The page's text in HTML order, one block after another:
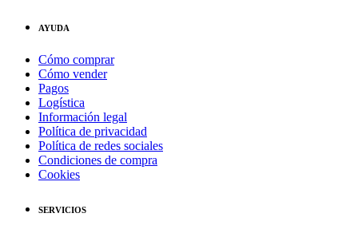
AYUDA
Cómo comprar
Cómo vender
Pagos
Logística
Información legal
Política de privacidad
Política de redes sociales
Condiciones de compra
Cookies
SERVICIOS